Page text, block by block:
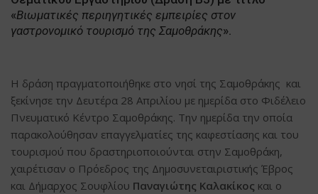
«Βιωματικές περιηγητικές εμπειρίες στον
γαστρονομικό τουρισμό της Σαμοθράκης».
Η δράση πραγματοποιήθηκε στο νησί της Σαμοθράκης και
ξεκίνησε την Δευτέρα 28 Απριλίου με ημερίδα στο Φιδέλειο
Πνευματικό Κέντρο Σαμοθράκης. Την ημερίδα την οποία
παρακολούθησαν επαγγελματίες της καφεστίασης και του
τουρισμού που δραστηριοποιούνται στην Σαμοθράκη,
χαιρέτισαν ο Πρόεδρος της Δημοσυνεταιριστικής Έβρος
και Δήμαρχος Σουφλίου Παναγιώτης Καλακίκος και ο